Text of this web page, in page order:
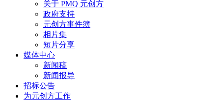
关于 PMQ 元创方
政府支持
元创方事件簿
相片集
短片分享
媒体中心
新闻稿
新闻报导
招标公告
为元创方工作